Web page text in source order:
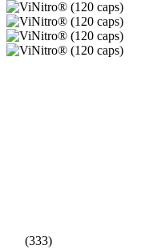
(333)